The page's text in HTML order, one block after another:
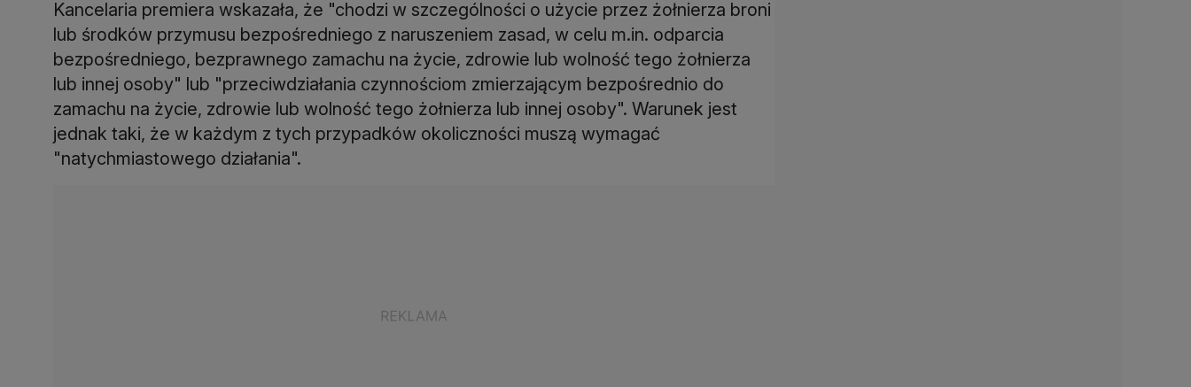
Kancelaria premiera wskazała, że "chodzi w szczególności o użycie przez żołnierza broni
lub środków przymusu bezpośredniego z naruszeniem zasad, w celu m.in. odparcia
bezpośredniego, bezprawnego zamachu na życie, zdrowie lub wolność tego żołnierza
lub innej osoby" lub "przeciwdziałania czynnościom zmierzającym bezpośrednio do
zamachu na życie, zdrowie lub wolność tego żołnierza lub innej osoby". Warunek jest
jednak taki, że w każdym z tych przypadków okoliczności muszą wymagać
"natychmiastowego działania".